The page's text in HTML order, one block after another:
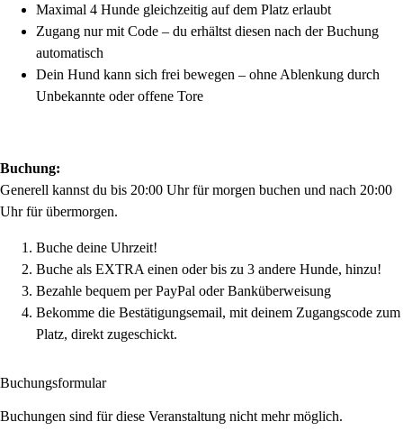
Maximal 4 Hunde gleichzeitig auf dem Platz erlaubt
Zugang nur mit Code – du erhältst diesen nach der Buchung
automatisch
Dein Hund kann sich frei bewegen – ohne Ablenkung durch
Unbekannte oder offene Tore
Buchung:
Generell kannst du bis 20:00 Uhr für morgen buchen und nach 20:00
Uhr für übermorgen.
Buche deine Uhrzeit!
Buche als EXTRA einen oder bis zu 3 andere Hunde, hinzu!
Bezahle bequem per PayPal oder Banküberweisung
Bekomme die Bestätigungsemail, mit deinem Zugangscode zum
Platz, direkt zugeschickt.
Buchungsformular
Buchungen sind für diese Veranstaltung nicht mehr möglich.